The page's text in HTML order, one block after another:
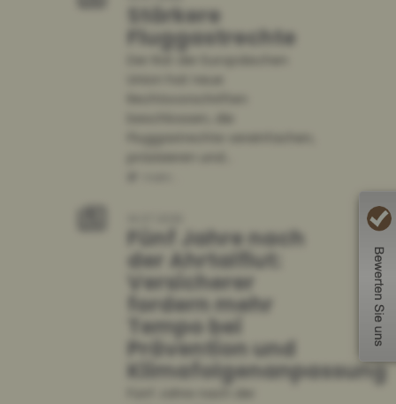
Stärkere
Fluggastrechte
Fünf Jahre nach
der Ahrtalflut:
Versicherer
fordern mehr
Tempo bei
Prävention und
Klimafolgenanpassung